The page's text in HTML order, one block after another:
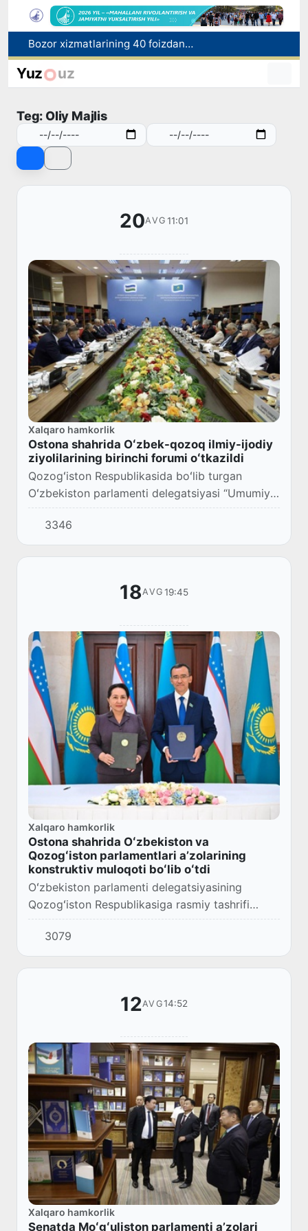
“Men tanigan O‘zbekiston!”
Adolat, xolislik, rostlik va halollik muhitini yaratishga qaratilgan yangi qonun tafsiloti
O'zbekistonda zilzila sodir bo'ldi
Bozor xizmatlarining 40 foizdan ortig‘i poytaxt hissasiga to‘g‘ri kelmoqda
Yuz uz
Teg: Oliy Majlis
20AVG 11:01
Xalqaro hamkorlik
Ostona shahrida Oʻzbek-qozoq ilmiy-ijodiy
ziyolilarining birinchi forumi oʻtkazildi
Qozogʻiston Respublikasida boʻlib turgan
Oʻzbekiston parlamenti delegatsiyasi “Umumiy
tarixiy-madaniy meros – hamkorlikning yangi
ufqlari” mavzusida Ostona shahrida oʻtkazilgan
Oʻz...
3346
18AVG 19:45
Xalqaro hamkorlik
Ostona shahrida Oʻzbekiston va
Qozogʻiston parlamentlari aʼzolarining
konstruktiv muloqoti boʻlib oʻtdi
Oʻzbekiston parlamenti delegatsiyasining
Qozogʻiston Respublikasiga rasmiy tashrifi
doirasida Oliy Majlis Senati Raisi Tanzila
Narbayeva va Qozogʻiston Respublikasi
Parlamenti Sena...
3079
12AVG14:52
Xalqaro hamkorlik
Senatda Moʻgʻuliston parlamenti aʼzolari